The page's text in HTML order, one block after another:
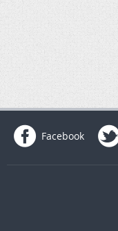
Facebook